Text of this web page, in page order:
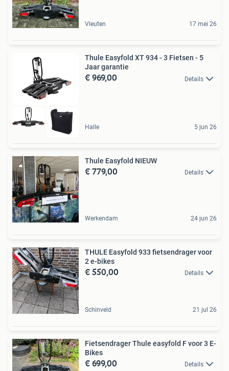
Vleuten 17 mei 26
Thule Easyfold XT 934 - 3 Fietsen - 5
Jaar garantie
€ 969,00 Details
Halle 5 jun 26
Thule Easyfold NIEUW
€ 779,00 Details
Werkendam 24 jun 26
THULE Easyfold 933 fietsendrager voor
2 e-bikes
€ 550,00 Details
Schinveld 21 jul 26
Fietsendrager Thule easyfold F voor 3 E-
Bikes
€ 699,00 Details